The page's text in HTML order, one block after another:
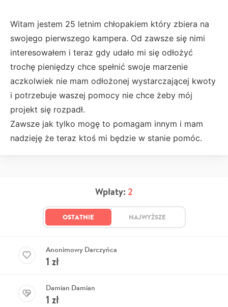
Witam jestem 25 letnim chłopakiem który zbiera na
swojego pierwszego kampera. Od zawsze się nimi
interesowałem i teraz gdy udało mi się odłożyć
trochę pieniędzy chce spełnić swoje marzenie
aczkolwiek nie mam odłożonej wystarczającej kwoty
i potrzebuje waszej pomocy nie chce żeby mój
projekt się rozpadł.
Zawsze jak tylko mogę to pomagam innym i mam
nadzieję że teraz ktoś mi będzie w stanie pomóc.
Wpłaty: 2
OSTATNIE NAJWYŻSZE
Anonimowy Darczyńca
1 zł
Damian Damian
1 zł